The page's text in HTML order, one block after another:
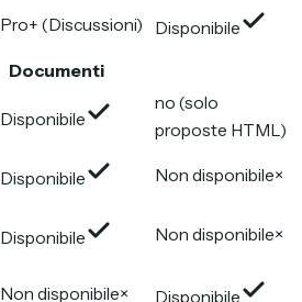
Pro+ (Discussioni) Disponibile
Documenti
Disponibile
no (solo
proposte HTML)
Disponibile Non disponibile×
Disponibile Non disponibile×
Non disponibile× Disponibile